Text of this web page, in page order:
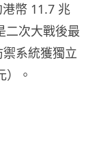
幣 11.7 兆
二次大戰後最
系統獲獨立
）。